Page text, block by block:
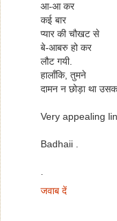
आ-आ कर
कई बार
प्यार की चौखट से
बे-आबरु हो कर
लौट गयी.
हालाँकि, तुमने
दामन न छोड़ा था
Very appealing
Badhaii .
जवाब दें